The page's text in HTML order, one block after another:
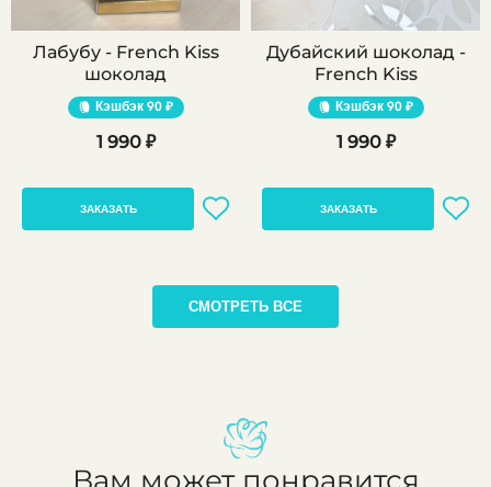
Лабубу - French Kiss
шоколад
Кэшбэк90 ₽
1 990 ₽
ЗАКАЗАТЬ
Дубайский шоколад -
French Kiss
Кэшбэк90 ₽
1 990 ₽
ЗАКАЗАТЬ
СМОТРЕТЬ ВСЕ